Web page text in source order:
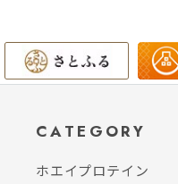
CATEGORY
ホエイプロテイン